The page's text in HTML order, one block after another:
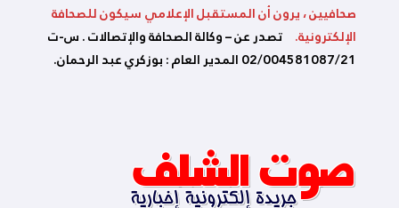
صحافيين ، يرون أن المستقبل الإعلامي سيكون للصحافة
الإلكترونية. تصدر عن – وكالة الصحافة والإتصالات . س-ت
02/004581087/21 المدير العام : بوزكري عبد الرحمان.